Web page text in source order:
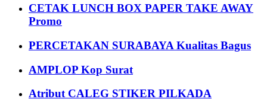
CETAK LUNCH BOX PAPER TAKE AWAY
Promo
PERCETAKAN SURABAYA Kualitas Bagus
AMPLOP Kop Surat
Atribut CALEG STIKER PILKADA